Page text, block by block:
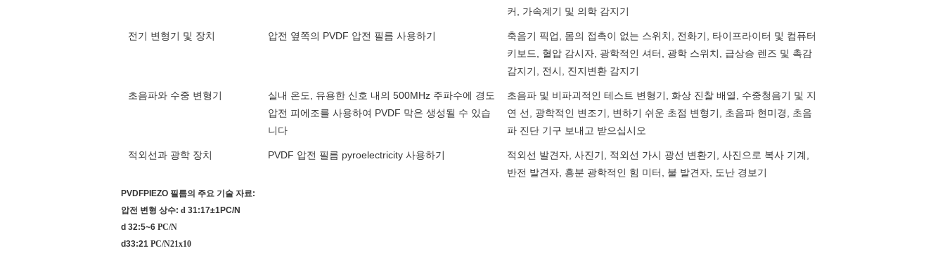
커, 가속계기 및 의학 감지기
전기 변형기 및 장치 압전 옆쪽의 PVDF 압전 필름 사용하기
축음기 픽업, 몸의 접촉이 없는 스위치, 전화기, 타이프라이터 및 컴퓨터
키보드, 혈압 감시자, 광학적인 셔터, 광학 스위치, 급상승 렌즈 및 촉감
감지기, 전시, 진지변환 감지기
초음파와 수중 변형기
실내 온도, 유용한 신호 내의 500MHz 주파수에 경도
압전 피에조를 사용하여 PVDF 막은 생성될 수 있습
니다
초음파 및 비파괴적인 테스트 변형기, 화상 진찰 배열, 수중청음기 및 지
연 선, 광학적인 변조기, 변하기 쉬운 초점 변형기, 초음파 현미경, 초음
파 진단 기구 보내고 받으십시오
적외선과 광학 장치 PVDF 압전 필름 pyroelectricity 사용하기
적외선 발견자, 사진기, 적외선 가시 광선 변환기, 사진으로 복사 기계,
반전 발견자, 흥분 광학적인 힘 미터, 불 발견자, 도난 경보기
PVDFPIEZO 필름의 주요 기술 자료:
압전 변형 상수: d 31:17±1PC/N
d 32:5~6 PC/N
d33:21 PC/N21x10